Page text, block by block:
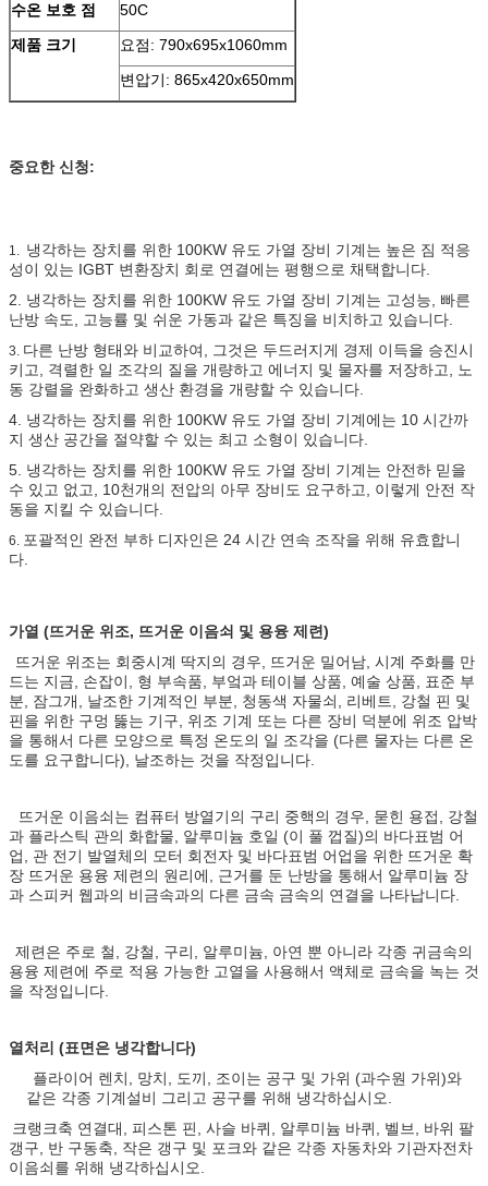
수온 보호 점
50C
제품 크기
요점: 790x695x1060mm
변압기: 865x420x650mm
중요한 신청:
1. 냉각하는 장치를 위한 100KW 유도 가열 장비 기계는 높은 짐 적응
성이 있는 IGBT 변환장치 회로 연결에는 평행으로 채택합니다.
2.
냉각하는 장치를 위한 100KW 유도 가열 장비 기계는 고성능, 빠른
난방 속도, 고능률 및 쉬운 가동과 같은 특징을 비치하고 있습니다.
3. 다른 난방 형태와 비교하여, 그것은 두드러지게 경제 이득을 승진시
키고, 격렬한 일 조각의 질을 개량하고 에너지 및 물자를 저장하고, 노
동 강렬을 완화하고 생산 환경을 개량할 수 있습니다.
4. 냉각하는 장치를 위한 100KW 유도 가열 장비 기계에는 10 시간까
지 생산 공간을 절약할 수 있는 최고 소형이 있습니다.
5. 냉각하는 장치를 위한 100KW 유도 가열 장비 기계는 안전하 믿을
수 있고 없고, 10천개의 전압의 아무 장비도 요구하고, 이렇게 안전 작
동을 지킬 수 있습니다.
6. 포괄적인 완전 부하 디자인은 24 시간 연속 조작을 위해 유효합니
다.
가열 (뜨거운 위조, 뜨거운 이음쇠 및 용융 제련)
뜨거운 위조는 회중시계 딱지의 경우, 뜨거운 밀어남, 시계 주화를 만
드는 지금, 손잡이, 형 부속품, 부엌과 테이블 상품, 예술 상품, 표준 부
분, 잠그개, 날조한 기계적인 부분, 청동색 자물쇠, 리베트, 강철 핀 및
핀을 위한 구멍 뚫는 기구, 위조 기계 또는 다른 장비 덕분에 위조 압박
을 통해서 다른 모양으로 특정 온도의 일 조각을 (다른 물자는 다른 온
도를 요구합니다), 날조하는 것을 작정입니다.
뜨거운 이음쇠는 컴퓨터 방열기의 구리 중핵의 경우, 묻힌 용접, 강철
과 플라스틱 관의 화합물, 알루미늄 호일 (이 풀 껍질)의 바다표범 어
업, 관 전기 발열체의 모터 회전자 및 바다표범 어업을 위한 뜨거운 확
장 뜨거운 용융 제련의 원리에, 근거를 둔 난방을 통해서 알루미늄 장
과 스피커 웹과의 비금속과의 다른 금속 금속의 연결을 나타납니다.
제련은 주로 철, 강철, 구리, 알루미늄, 아연 뿐 아니라 각종 귀금속의
용융 제련에 주로 적용 가능한 고열을 사용해서 액체로 금속을 녹는 것
을 작정입니다.
열처리 (표면은 냉각합니다)
플라이어 렌치, 망치, 도끼, 조이는 공구 및 가위 (과수원 가위)와
같은 각종 기계설비 그리고 공구를 위해 냉각하십시오.
크랭크축 연결대, 피스톤 핀, 사슬 바퀴, 알루미늄 바퀴, 벨브, 바위 팔
갱구, 반 구동축, 작은 갱구 및 포크와 같은 각종 자동차와 기관자전차
이음쇠를 위해 냉각하십시오.